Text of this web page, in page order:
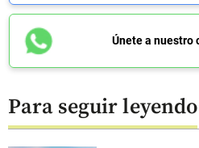
Únete a nuestro
Para seguir leyendo